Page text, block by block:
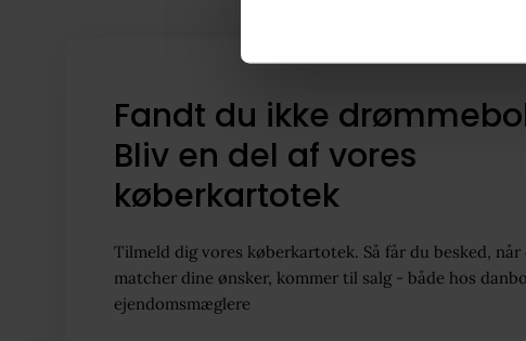
Fandt du ikke
Bliv en del af vores
køberkartotek
Tilmeld dig vores køberkartotek. Så får du besked, når
matcher dine ønsker, kommer til salg - både hos
ejendomsmæglere